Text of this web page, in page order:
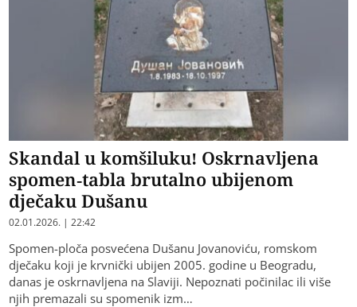
Skandal u komšiluku! Oskrnavljena
spomen-tabla brutalno ubijenom
dječaku Dušanu
02.01.2026. | 22:42
Spomen-ploča posvećena Dušanu Jovanoviću, romskom
dječaku koji je krvnički ubijen 2005. godine u Beogradu,
danas je oskrnavljena na Slaviji. Nepoznati počinilac ili više
njih premazali su spomenik izm…